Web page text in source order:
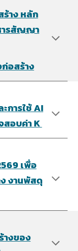
าง หลัก
ารสัญญา
อสร้าง
การใช้ AI
สอบค่า K
เพื่อ
งานพัสดุ
างของ